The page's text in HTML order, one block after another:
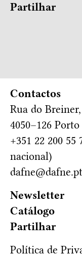
Partilhar
Contactos
Rua do
4050–126 Porto
+351 22 200
nacional)
dafne@dafne.pt
Newsletter
Catálogo
Partilhar
Política de